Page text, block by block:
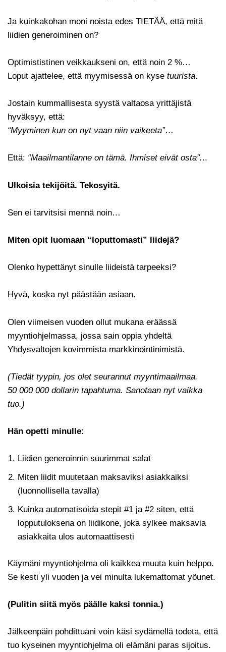
Ja kuinkakohan moni noista edes TIETÄÄ, että mitä
liidien generoiminen on?
Optimististinen veikkaukseni on, että noin 2 %…
Loput ajattelee, että myymisessä on kyse tuurista.
Jostain kummallisesta syystä valtaosa yrittäjistä
hyväksyy, että:
“Myyminen kun on nyt vaan niin vaikeeta”…
Että: “Maailmantilanne on tämä. Ihmiset eivät osta”...
Ulkoisia tekijöitä. Tekosyitä.
Sen ei tarvitsisi mennä noin…
Miten opit luomaan “loputtomasti” liidejä?
Olenko hypettänyt sinulle liideistä tarpeeksi?
Hyvä, koska nyt päästään asiaan.
Olen viimeisen vuoden ollut mukana eräässä
myyntiohjelmassa, jossa sain oppia yhdeltä
Yhdysvaltojen kovimmista markkinointinimistä.
(Tiedät tyypin, jos olet seurannut myyntimaailmaa.
50 000 000 dollarin tapahtuma. Sanotaan nyt vaikka
tuo.)
Hän opetti minulle:
Liidien generoinnin suurimmat salat
Miten liidit muutetaan maksaviksi asiakkaiksi
(luonnollisella tavalla)
Kuinka automatisoida stepit #1 ja #2 siten, että
lopputuloksena on liidikone, joka sylkee maksavia
asiakkaita ulos automaattisesti
Käymäni myyntiohjelma oli kaikkea muuta kuin helppo.
Se kesti yli vuoden ja vei minulta lukemattomat yöunet.
(Pulitin siitä myös päälle kaksi tonnia.)
Jälkeenpäin pohdittuani voin käsi sydämellä todeta, että
tuo kyseinen myyntiohjelma oli elämäni paras sijoitus.